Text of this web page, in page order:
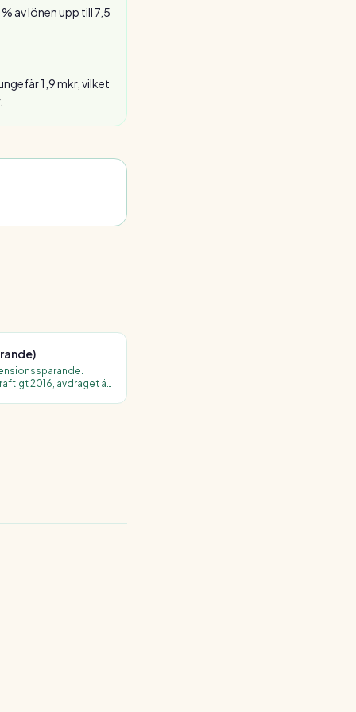
av lönen upp till 7,5
1,9 mkr, vilket
2016, avdraget är